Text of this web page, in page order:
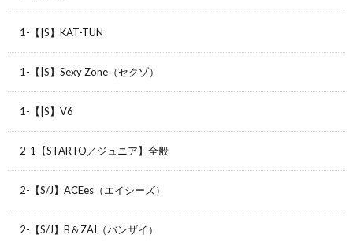
1-【|S】KAT-TUN
1-【|S】Sexy Zone（セクゾ）
1-【|S】V6
2-1【STARTO／ジュニア】全般
2-【S/J】ACEes（エイシーズ）
2-【S/J】B＆ZAI（バンザイ）